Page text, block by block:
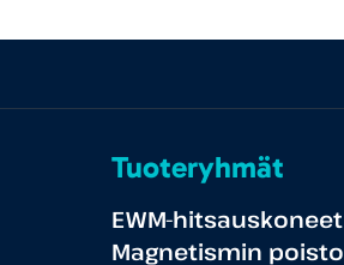
Tuoteryhmät
EWM-hitsauskoneet
Magnetismin poisto